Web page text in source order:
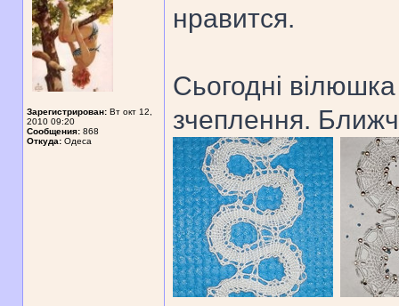
Зарегистрирован: Вт окт 12,
2010 09:20
Сообщения: 868
Откуда: Одеса
нравится.
Сьогодні
зчеплення.